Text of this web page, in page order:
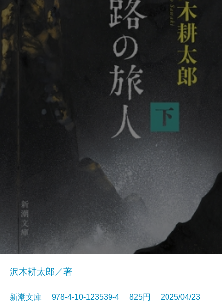
沢木耕太郎／著
新潮文庫 978-4-10-123539-4 825円 2025/04/23